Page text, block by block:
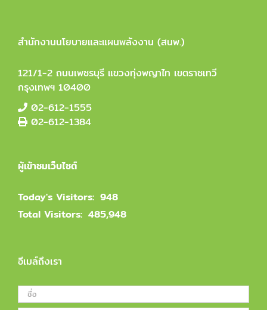
สำนักงานนโยบายและแผนพลังงาน (สนพ.)
121/1-2 ถนนเพชรบุรี แขวงทุ่งพญาไท เขตราชเทวี
กรุงเทพฯ 10400
02-612-1555
02-612-1384
ผู้เข้าชมเว็บไซต์
Today's Visitors: 948
Total Visitors: 485,948
อีเมล์ถึงเรา